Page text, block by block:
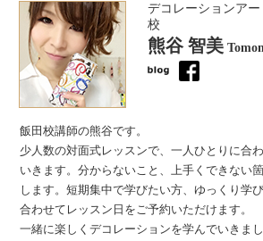
デコレーションア
校
熊谷 智美
飯田校講師の熊谷です。
少人数の対面式レッスンで、一人ひとりに合
いきます。分からないこと、上手くできない
します。短期集中で学びたい方、ゆっくり学
合わせてレッスン日をご予約いただけます。
一緒に楽しくデコレーションを学んでいきまし